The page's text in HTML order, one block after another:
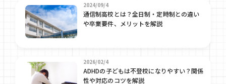
2024/09/4
通信制高校とは？全日制・定時制との違い
や卒業要件、メリットを解説
2026/02/4
ADHDの子どもは不登校になりやすい？関係
性や対応のコツを解説